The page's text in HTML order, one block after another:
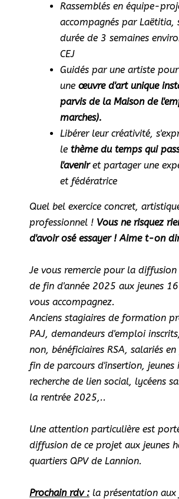
Rassemblés en équipe-
accompagnés par Laëtitia,
durée de 3 semaines
CEJ
Guidés par une artiste
une œuvre d'art unique
parvis de la Maison de
marches).
Libérer leur créativité,
le thème du temps qui
l'aveniret partager une
et fédératrice
Quel bel exercice concret,
professionnel ! Vous ne risquez
d'avoir osé essayer ! Aime t-on
Je vous remercie pour la
de fin d'année 2025 aux jeunes
vous accompagnez.
Anciens stagiaires de formation
PAJ, demandeurs d'emploi
non, bénéficiaires RSA, salariés
fin de parcours d'insertion, jeunes
recherche de lien social, lycéens
la rentrée 2025,..
Une attention particulière est
diffusion de ce projet aux jeunes
quartiers QPV de Lannion.
Prochain rdv : la présentation aux